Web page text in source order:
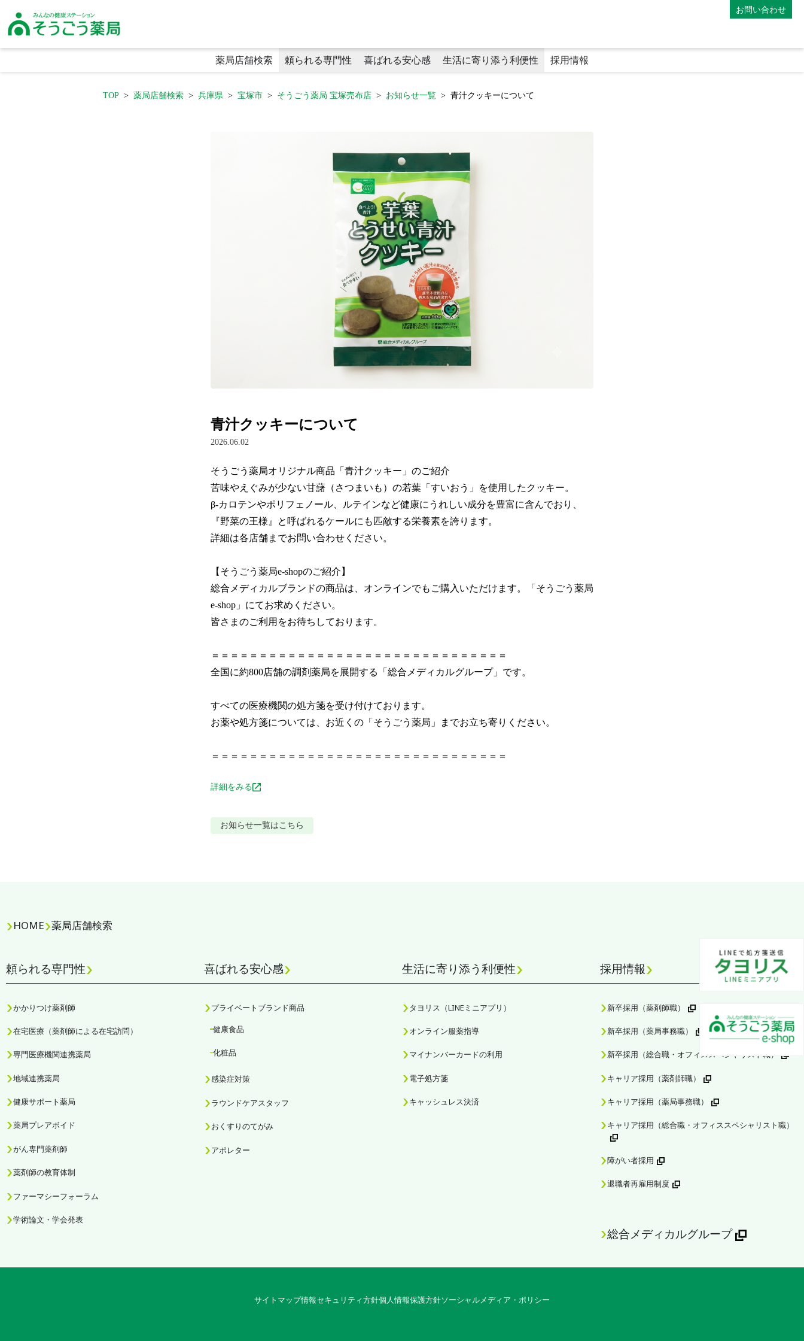
そうごう薬局｜全国の調剤薬局・在宅医療・健康サポート｜総合メディカル
お問い合わせ
薬局店舗検索 頼られる専門性
頼られる専門性
健康サポート薬局 薬局プレアボイド
学術論文・学会発表
喜ばれる安心感
プライベートブランド商品
喜ばれる安心感
感染症対策 ラウンドケアスタッフ
生活に寄り添う利便性
生活に寄り添う利便性
キャッシュレス決済
採用情報
TOP 薬局店舗検索 兵庫県 宝塚市 そうごう薬局 宝塚売布店 お知らせ一覧 青汁クッキーについて
青汁クッキーについて
2026.06.02
そうごう薬局オリジナル商品「青汁クッキー」のご紹介
苦味やえぐみが少ない甘藷（さつまいも）の若葉「すいおう」を使用したクッキー。
β-カロテンやポリフェノール、ルテインなど健康にうれしい成分を豊富に含んでおり、
『野菜の王様』と呼ばれるケールにも匹敵する栄養素を誇ります。
詳細は各店舗までお問い合わせください。
【そうごう薬局e-shopのご紹介】
総合メディカルブランドの商品は、オンラインでもご購入いただけます。「そうごう薬局
e-shop」にてお求めください。
皆さまのご利用をお待ちしております。
＝＝＝＝＝＝＝＝＝＝＝＝＝＝＝＝＝＝＝＝＝＝＝＝＝＝＝＝＝＝＝
全国に約800店舗の調剤薬局を展開する「総合メディカルグループ」です。
すべての医療機関の処方箋を受け付けております。
お薬や処方箋については、お近くの「そうごう薬局」までお立ち寄りください。
＝＝＝＝＝＝＝＝＝＝＝＝＝＝＝＝＝＝＝＝＝＝＝＝＝＝＝＝＝＝＝
詳細をみる
お知らせ一覧はこちら
HOME 薬局店舗検索
頼られる専門性
かかりつけ薬剤師
在宅医療（薬剤師による在宅訪問）
専門医療機関連携薬局
地域連携薬局
健康サポート薬局
薬局プレアボイド
がん専門薬剤師
薬剤師の教育体制
ファーマシーフォーラム
学術論文・学会発表
喜ばれる安心感
プライベートブランド商品
健康食品
化粧品
感染症対策
ラウンドケアスタッフ
おくすりのてがみ
アポレター
生活に寄り添う利便性
タヨリス（LINEミニアプリ）
オンライン服薬指導
マイナンバーカードの利用
電子処方箋
キャッシュレス決済
採用情報
新卒採用（薬剤師職）
新卒採用（薬局事務職）
新卒採用（総合職・オフィススペシャリスト職）
キャリア採用（薬剤師職）
キャリア採用（薬局事務職）
キャリア採用（総合職・オフィススペシャリスト職）
障がい者採用
退職者再雇用制度
総合メディカルグループ
サイトマップ情報セキュリティ方針個人情報保護方針ソーシャルメディア・ポリシー